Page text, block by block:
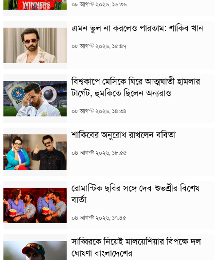
০৮ আগস্ট ২০২৬, ১৬:৩৬
এমন ভুল না করলেও পারতাম: শাকিব খান
০৮ আগস্ট ২০২৬, ১৫:৪৭
বিশ্বকাপে মেসিকে ঘিরে আত্মঘাতী হামলার
টার্গেট, হুমকিতে ছিলেন অন্যরাও
০৮ আগস্ট ২০২৬, ১৪:৩৪
শাকিবের অনুরোধ রাখলেন ববিতা
০৪ আগস্ট ২০২৬, ১৮:৫৫
রোমান্টিক ছবির সঙ্গে দেব-শুভশ্রীর বিশেষ
বার্তা
০৪ আগস্ট ২০২৬, ১৭:৪৫
সাব্বিরকে নিয়েই মালয়েশিয়ার বিপক্ষে দল
ঘোষণা বাংলাদেশের